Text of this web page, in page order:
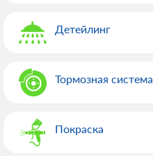
Детейлинг
Тормозная система
Покраска